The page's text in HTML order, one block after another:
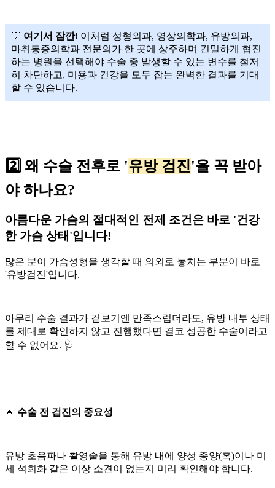
💡 여기서 잠깐! 이처럼 성형외과, 영상의학과, 유방외과,
마취통증의학과 전문의가 한 곳에 상주하며 긴밀하게 협진
하는 병원을 선택해야 수술 중 발생할 수 있는 변수를 철저
히 차단하고, 미용과 건강을 모두 잡는 완벽한 결과를 기대
할 수 있습니다.
2️⃣ 왜 수술 전후로 '유방 검진'을 꼭 받아
야 하나요?
아름다운 가슴의 절대적인 전제 조건은 바로 '건강
한 가슴 상태'입니다!
많은 분이 가슴성형을 생각할 때 의외로 놓치는 부분이 바로
'유방검진'입니다.
아무리 수술 결과가 겉보기엔 만족스럽더라도, 유방 내부 상태
를 제대로 확인하지 않고 진행했다면 결코 성공한 수술이라고
할 수 없어요. 🩺
🔸 수술 전 검진의 중요성
유방 초음파나 촬영술을 통해 유방 내에 양성 종양(혹)이나 미
세 석회화 같은 이상 소견이 없는지 미리 확인해야 합니다.